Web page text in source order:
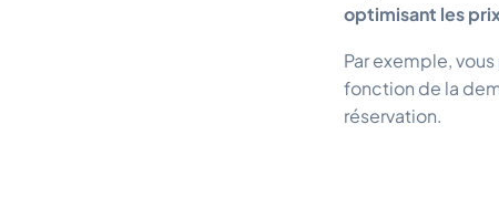
optimisant les
Par exemple,
fonction de la
réservation.